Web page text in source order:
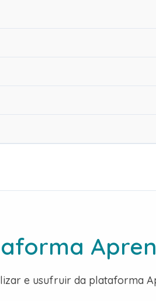
e usufruir da plataforma